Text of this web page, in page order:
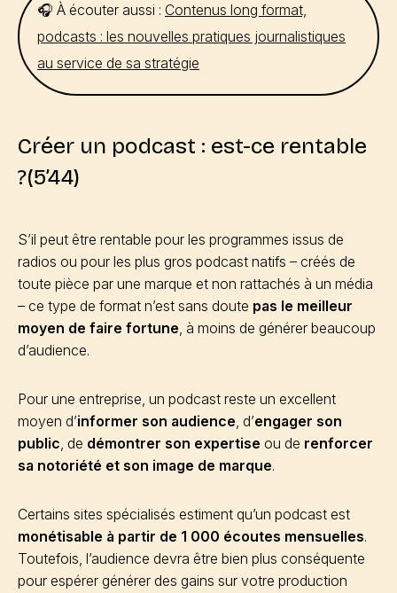
🎧 À écouter aussi : Contenus long format,
podcasts : les nouvelles pratiques journalistiques
au service de sa stratégie
Créer un podcast : est-ce rentable
?(5’44)
S’il peut être rentable pour les programmes issus de
radios ou pour les plus gros podcast natifs – créés de
toute pièce par une marque et non rattachés à un média
– ce type de format n’est sans doute pas le meilleur
moyen de faire fortune, à moins de générer beaucoup
d’audience.
Pour une entreprise, un podcast reste un excellent
moyen d’informer son audience, d’engager son
public, de démontrer son expertise ou de renforcer
sa notoriété et son image de marque.
Certains sites spécialisés estiment qu’un podcast est
monétisable à partir de 1 000 écoutes mensuelles.
Toutefois, l’audience devra être bien plus conséquente
pour espérer générer des gains sur votre production